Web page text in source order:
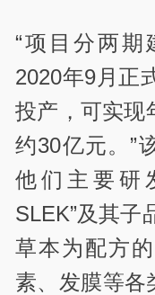
“项目分两期
2020年9月正
投产，可实现
约30亿元。”
他们主要研
SLEK”及其子
草本为配方
素、发膜等各